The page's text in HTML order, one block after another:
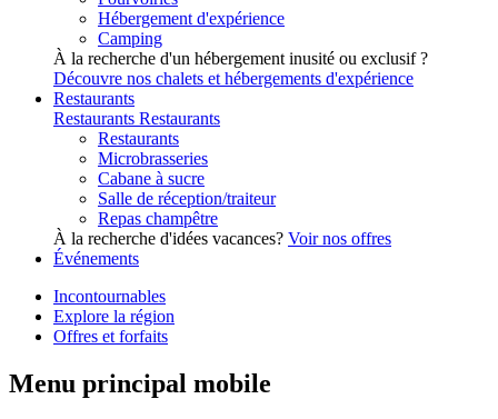
Hébergement d'expérience
Camping
À la recherche d'un hébergement inusité ou exclusif ?
Découvre nos chalets et hébergements d'expérience
Restaurants
Restaurants Restaurants
Restaurants
Microbrasseries
Cabane à sucre
Salle de réception/traiteur
Repas champêtre
À la recherche d'idées vacances? Voir nos offres
Événements
Incontournables
Explore la région
Offres et forfaits
Menu principal mobile